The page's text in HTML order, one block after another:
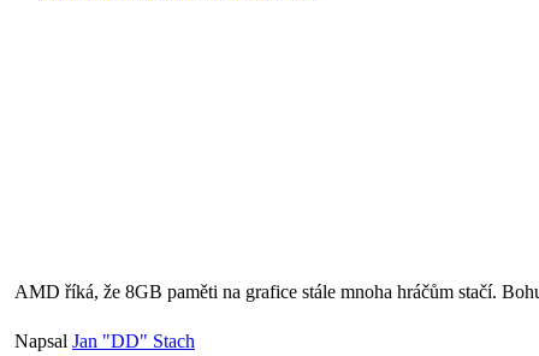
AMD říká, že 8GB paměti na grafice stále mnoha hráčům stačí.
Napsal Jan "DD" Stach